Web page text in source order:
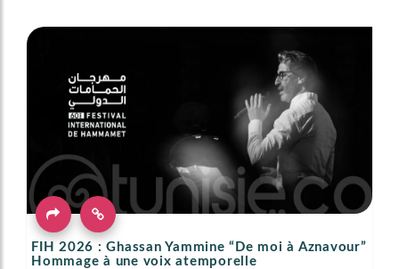
FIH 2026 : Ghassan Yammine “De moi à Aznavour”
Hommage à une voix atemporelle